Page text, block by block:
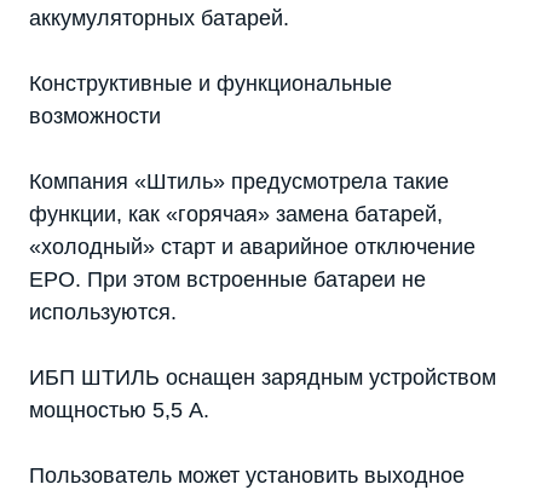
аккумуляторных батарей.
Конструктивные и функциональные
возможности
Компания «Штиль» предусмотрела такие
функции, как «горячая» замена батарей,
«холодный» старт и аварийное отключение
EPO. При этом встроенные батареи не
используются.
ИБП ШТИЛЬ оснащен зарядным устройством
мощностью 5,5 А.
Пользователь может установить выходное